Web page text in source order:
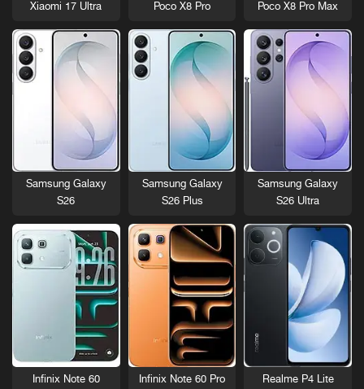
Poco X8 Pro Max
Poco X8 Pro
Xiaomi 17 Ultra
Samsung Galaxy
S26 Ultra
Samsung Galaxy
S26 Plus
Samsung Galaxy
S26
Realme P4 Lite
Infinix Note 60 Pro
Infinix Note 60